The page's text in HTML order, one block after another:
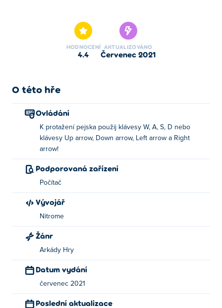
HODNOCENÍ
4.4
AKTUALIZOVÁNO
červenec 2021
O této hře
Ovládání
K protažení pejska použij klávesy W, A, S, D nebo
klávesy Up arrow, Down arrow, Left arrow a Right
arrow!
Podporovaná zařízení
Počítač
Vývojář
Nitrome
Žánr
Arkády Hry
Datum vydání
červenec 2021
Poslední aktualizace